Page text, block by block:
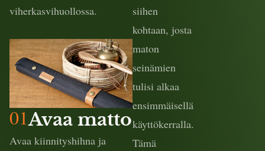
viherkasvihuollossa.
01Avaa matto
Avaa kiinnityshihna ja
siihen
kohtaan, josta
maton
seinämien
tulisi alkaa
ensimmäisellä
käyttökerralla.
Tämä